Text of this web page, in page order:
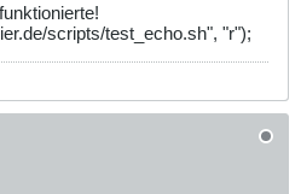
scripts/test_echo.sh", "r");